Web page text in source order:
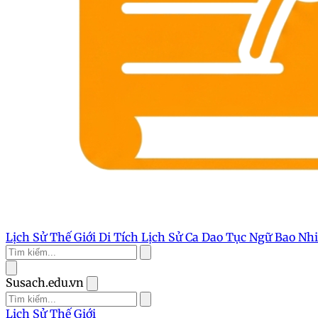
Lịch Sử Thế Giới Di Tích Lịch SửCa Dao Tục NgữBao
Susach.edu.vn
Lịch Sử Thế Giới